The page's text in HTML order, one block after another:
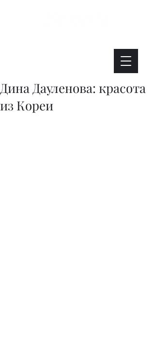
Дина Дауленова: красота
из Кореи